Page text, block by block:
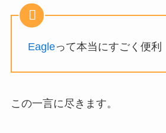
Eagleって本当にすごく便利
この一言に尽きます。